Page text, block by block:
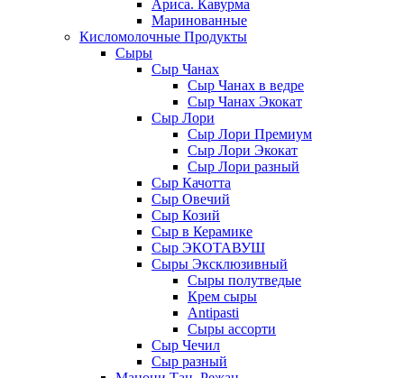
Ариса. Кавурма
Маринованные
Кисломолочные Продукты
Сыры
Сыр Чанах
Сыр Чанах в ведре
Сыр Чанах Экокат
Сыр Лори
Сыр Лори Премиум
Сыр Лори Экокат
Сыр Лори разный
Сыр Качотта
Сыр Овечий
Сыр Козий
Сыр в Керамике
Сыр ЭКОТАВУШ
Сыры Эксклюзивный
Сыры полутведые
Крем сыры
Antipasti
Сыры ассорти
Сыр Чечил
Сыр разный